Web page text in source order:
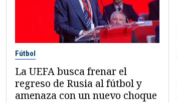
Fútbol
La UEFA busca frenar el
regreso de Rusia al fútbol y
amenaza con un nuevo choque